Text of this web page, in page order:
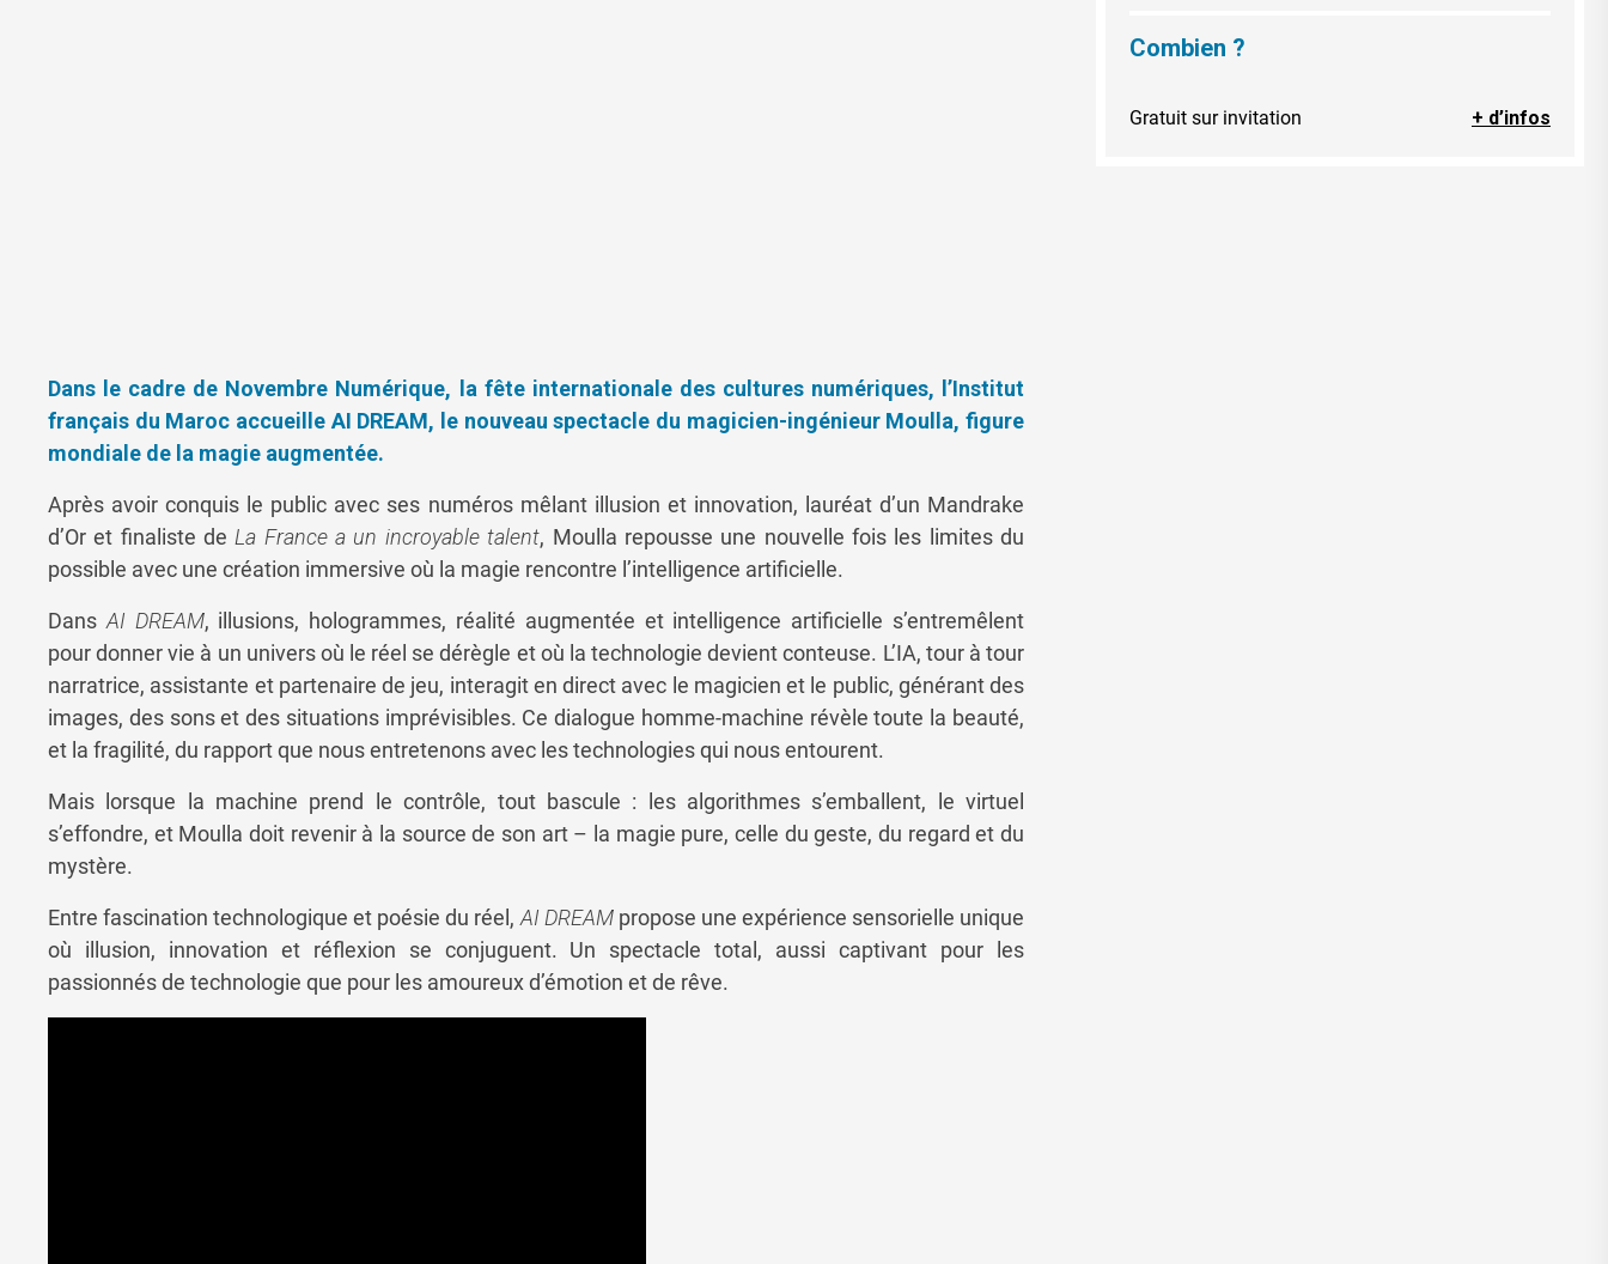
Dans le cadre de Novembre Numérique, la fête internationale des cultures numériques, l’Institut
français du Maroc accueille AI DREAM, le nouveau spectacle du magicien-ingénieur Moulla, figure
mondiale de la magie augmentée.
Après avoir conquis le public avec ses numéros mêlant illusion et innovation, lauréat d’un Mandrake
d’Or et finaliste de La France a un incroyable talent, Moulla repousse une nouvelle fois les limites du
possible avec une création immersive où la magie rencontre l’intelligence artificielle.
Dans AI DREAM, illusions, hologrammes, réalité augmentée et intelligence artificielle s’entremêlent
pour donner vie à un univers où le réel se dérègle et où la technologie devient conteuse. L’IA, tour à tour
narratrice, assistante et partenaire de jeu, interagit en direct avec le magicien et le public, générant des
images, des sons et des situations imprévisibles. Ce dialogue homme-machine révèle toute la beauté,
et la fragilité, du rapport que nous entretenons avec les technologies qui nous entourent.
Mais lorsque la machine prend le contrôle, tout bascule : les algorithmes s’emballent, le virtuel
s’effondre, et Moulla doit revenir à la source de son art – la magie pure, celle du geste, du regard et du
mystère.
Entre fascination technologique et poésie du réel, AI DREAMpropose une expérience sensorielle unique
où illusion, innovation et réflexion se conjuguent. Un spectacle total, aussi captivant pour les
passionnés de technologie que pour les amoureux d’émotion et de rêve.
Combien ?
Gratuit sur invitation + d’infos